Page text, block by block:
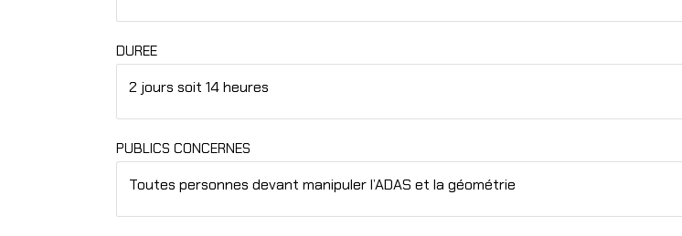
DUREE
2 jours soit 14 heures
PUBLICS CONCERNES
Toutes personnes devant manipuler l’ADAS et la géométrie